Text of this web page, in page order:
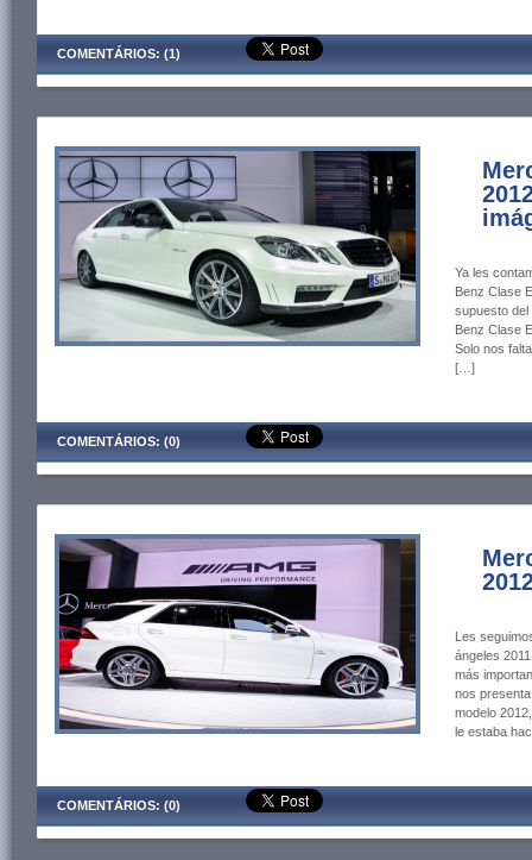
COMENTÁRIOS: (1)
Ya les
Benz Clase
supuesto
Benz Clase
Solo nos
[…]
COMENTÁRIOS: (0)
Les
ángeles
más
nos
modelo
le estaba
COMENTÁRIOS: (0)